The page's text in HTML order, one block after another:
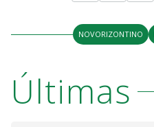
NOVORIZONTINO
Últimas